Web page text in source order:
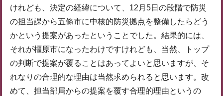
けれども、決定の経緯について、12月5日の段階で防災
の担当課から五條市に中核的防災拠点を整備したらどう
かという提案があったということでした。結果的には、
それが橿原市になったわけですけれども、当然、トップ
の判断で提案が覆ることはあってよいと思いますが、そ
れなりの合理的な理由は当然求められると思います。改
めて、担当部局からの提案を覆す合理的理由というの